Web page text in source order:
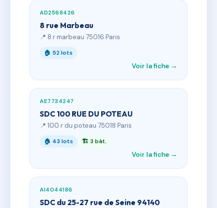
AD2568426
8 rue Marbeau
📍 8 r marbeau 75016 Paris
🏠 52 lots
Voir la fiche →
AE7734247
SDC 100 RUE DU POTEAU
📍 100 r du poteau 75018 Paris
🏠 43 lots 🏗 3 bât.
Voir la fiche →
AI4044186
SDC du 25-27 rue de Seine 94140